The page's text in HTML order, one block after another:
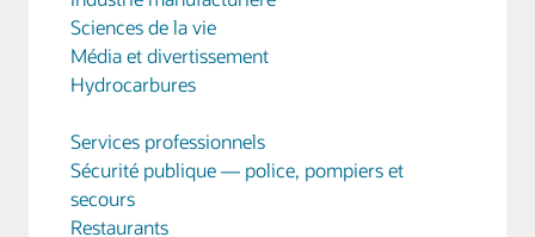
Sciences de la vie
Média et divertissement
Hydrocarbures
Services professionnels
Sécurité publique — police, pompiers et
secours
Restaurants